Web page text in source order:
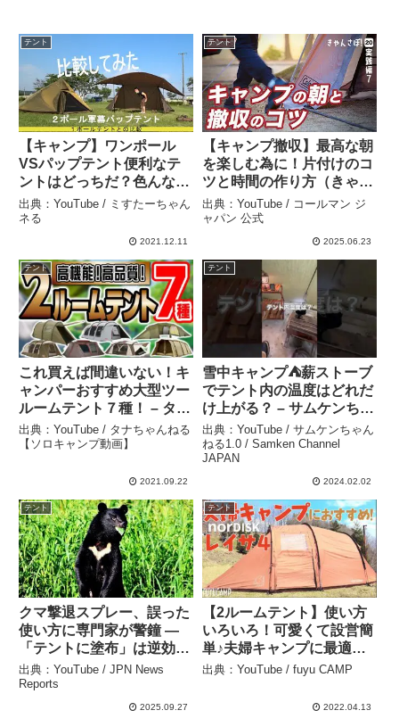
テント
【キャンプ】ワンポール
VSパップテント便利なテ
ントはどっちだ？色んな使
い方で用途が変わる – ミす
たーちゃんネる
出典：YouTube / ミすたーちゃん
ネる
2021.12.11
テント
【キャンプ撤収】最高な朝
を楽しむ為に！片付けのコ
ツと時間の作り方（きゃん
さぽ！#20） – コールマン
ジャパン 公式
出典：YouTube / コールマン ジ
ャパン 公式
2025.06.23
テント
これ買えば間違いない！キ
ャンパーおすすめ大型ツー
ルームテント７種！ – タナ
ちゃんねる【ソロキャンプ
動画】
出典：YouTube / タナちゃんねる
【ソロキャンプ動画】
2021.09.22
テント
雪中キャンプ⛺️薪ストーブ
でテント内の温度はどれだ
け上がる？ – サムケンちゃ
んねる1.0 / Samken
Channel JAPAN
出典：YouTube / サムケンちゃん
ねる1.0 / Samken Channel
JAPAN
2024.02.02
テント
クマ撃退スプレー、誤った
使い方に専門家が警鐘 ―
「テントに塗布」は逆効果
でクマを引き寄せる危険性
– JPN News Reports
出典：YouTube / JPN News
Reports
2025.09.27
テント
【2ルームテント】使い方
いろいろ！可愛くて設営簡
単♪夫婦キャンプに最適お
すすめテント【レビュー】
出典：YouTube / fuyu CAMP
2022.04.13